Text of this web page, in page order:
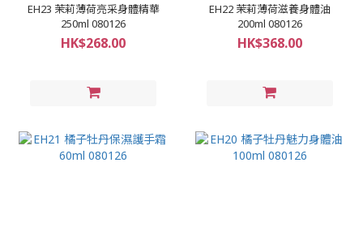
EH23 茉莉薄荷亮采身體精華
250ml 080126
HK$268.00
EH22 茉莉薄荷滋養身體油
200ml 080126
HK$368.00